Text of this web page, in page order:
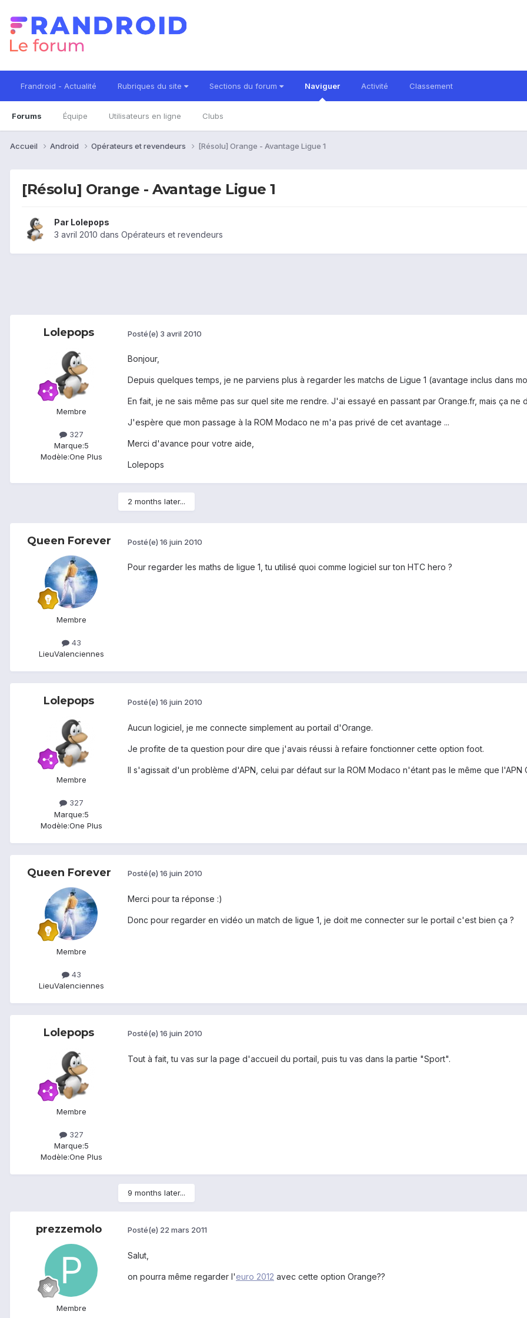
Frandroid - Actualité Rubriques du site Sections du forum Naviguer
Forums Équipe Utilisateurs en ligne Clubs
Activité Classement
Accueil Android Opérateurs et revendeurs [Résolu] Orange - Avantage Ligue 1
[Résolu] Orange - Avantage Ligue 1
Par Lolepops
3 avril 2010 dans Opérateurs et revendeurs
Lolepops
Membre
327
Marque:5
Modèle:One Plus
Posté(e) 3 avril 2010
Bonjour,
Depuis quelques temps, je ne parviens plus à regarder les matchs de Ligue 1 (avantage inclus dans
En fait, je ne sais même pas sur quel site me rendre. J'ai essayé en passant par Orange.fr, mais ça ne
J'espère que mon passage à la ROM Modaco ne m'a pas privé de cet avantage ...
Merci d'avance pour votre aide,
Lolepops
2 months later...
Queen Forever
Membre
43
LieuValenciennes
Posté(e) 16 juin 2010
Pour regarder les maths de ligue 1, tu utilisé quoi comme logiciel sur ton HTC hero ?
Lolepops
Membre
327
Marque:5
Modèle:One Plus
Posté(e) 16 juin 2010
Aucun logiciel, je me connecte simplement au portail d'Orange.
Je profite de ta question pour dire que j'avais réussi à refaire fonctionner cette option foot.
Il s'agissait d'un problème d'APN, celui par défaut sur la ROM Modaco n'étant pas le même que l'APN
Queen Forever
Membre
43
LieuValenciennes
Posté(e) 16 juin 2010
Merci pour ta réponse :)
Donc pour regarder en vidéo un match de ligue 1, je doit me connecter sur le portail c'est bien ça ?
Lolepops
Membre
327
Marque:5
Modèle:One Plus
Posté(e) 16 juin 2010
Tout à fait, tu vas sur la page d'accueil du portail, puis tu vas dans la partie "Sport".
9 months later...
prezzemolo
Membre
Posté(e) 22 mars 2011
Salut,
on pourra même regarder l'euro 2012 avec cette option Orange??